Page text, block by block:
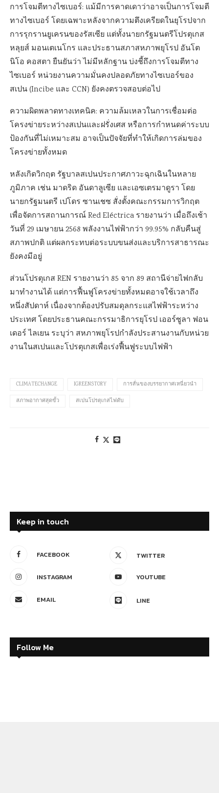
การโจมตีทางไซเบอร์: แม้มีการคาดเดาว่าอาจเป็นการโจมตี
ทางไซเบอร์ โดยเฉพาะหลังจากความตึงเครียดในยุโรปจาก
การรุกรานยูเครนของรัสเซีย แต่ทั้งนายกรัฐมนตรีโปรตุเกส
หลุยส์ มอนเตเนโกร และประธานสภาสหภาพยุโรป อันโต
นิโอ คอสตา ยืนยันว่า ไม่มีหลักฐาน บ่งชี้ถึงการโจมตีทาง
ไซเบอร์ หน่วยงานความมั่นคงปลอดภัยทางไซเบอร์ของ
สเปน (Incibe และ CCN) ยังคงตรวจสอบต่อไป
ความผิดพลาดทางเทคนิค: ความล้มเหลวในการเชื่อมต่อ
โครงข่ายระหว่างสเปนและฝรั่งเศส หรือการกำหนดค่าระบบ
ป้องกันที่ไม่เหมาะสม อาจเป็นปัจจัยที่ทำให้เกิดการล่มของ
โครงข่ายทั้งหมด
หลังเกิดวิกฤต รัฐบาลสเปนประกาศภาวะฉุกเฉินในหลาย
ภูมิภาค เช่น มาดริด อันดาลูเซีย และเอซเตรมาดูรา โดย
นายกรัฐมนตรี เปโดร ซานเชซ สั่งตั้งคณะกรรมการวิกฤต
เพื่อจัดการสถานการณ์ Red Eléctrica รายงานว่า เมื่อถึงเช้า
วันที่ 29 เมษายน 2568 พลังงานไฟฟ้ากว่า 99.95% กลับคืนสู่
สภาพปกติ แต่ผลกระทบต่อระบบขนส่งและบริการสาธารณะ
ยังคงมีอยู่
ส่วนโปรตุเกส REN รายงานว่า 85 จาก 89 สถานีจ่ายไฟกลับ
มาทำงานได้ แต่การฟื้นฟูโครงข่ายทั้งหมดอาจใช้เวลาถึง
หนึ่งสัปดาห์ เนื่องจากต้องปรับสมดุลกระแสไฟฟ้าระหว่าง
ประเทศ โดยประธานคณะกรรมาธิการยุโรป เออร์ซูลา ฟอน
เดอร์ ไลเยน ระบุว่า สหภาพยุโรปกำลังประสานงานกับหน่วย
งานในสเปนและโปรตุเกสเพื่อเร่งฟื้นฟูระบบไฟฟ้า
CLIMATECHANGE IGREENSTORY การสั่นของบรรยากาศเหนี่ยวนำ
สภาพอากาศสุดขั้ว สเปนโปรตุเกสไฟดับ
Keep in touch
FACEBOOK TWITTER
INSTAGRAM YOUTUBE
EMAIL LINE
Follow Me